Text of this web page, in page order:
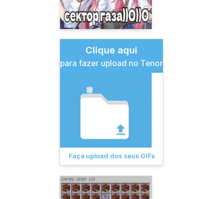
Clique aqui
para fazer upload no Tenor
Faça upload dos seus GIFs